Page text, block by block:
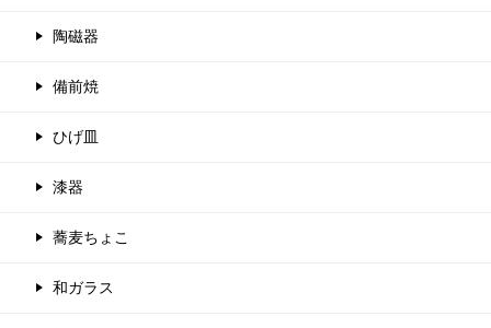
陶磁器
備前焼
ひげ皿
漆器
蕎麦ちょこ
和ガラス